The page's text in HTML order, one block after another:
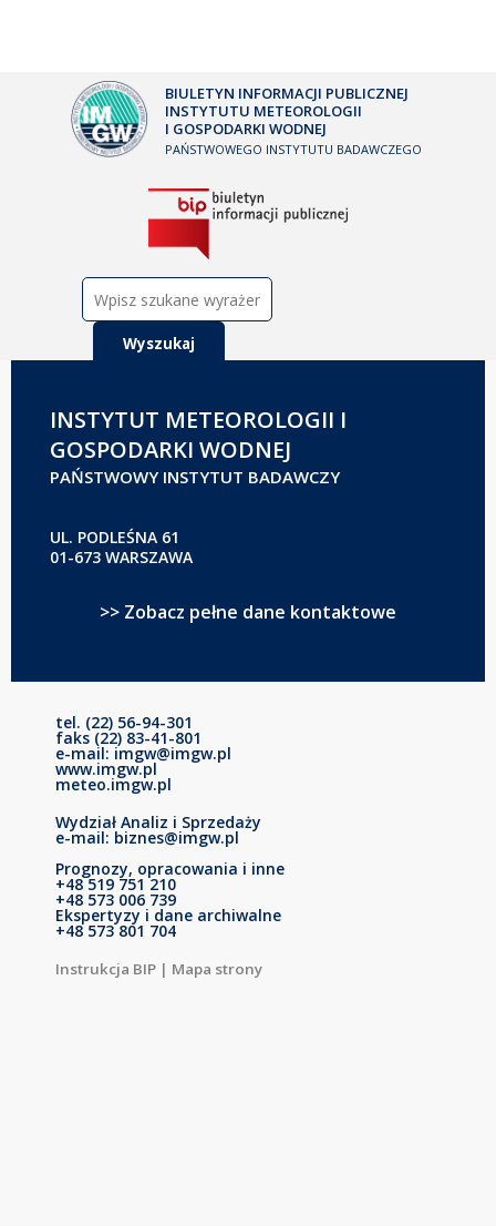
BIULETYN INFORMACJI PUBLICZNEJ
INSTYTUTU METEOROLOGII
I GOSPODARKI WODNEJ
PAŃSTWOWEGO INSTYTUTU BADAWCZEGO
INSTYTUT METEOROLOGII I
GOSPODARKI WODNEJ
PAŃSTWOWY INSTYTUT BADAWCZY
UL. PODLEŚNA 61
01-673 WARSZAWA
>> Zobacz pełne dane kontaktowe
tel. (22) 56-94-301
faks (22) 83-41-801
e-mail: imgw@imgw.pl
www.imgw.pl
meteo.imgw.pl
Wydział Analiz i Sprzedaży
e-mail: biznes@imgw.pl
Prognozy, opracowania i inne
+48 519 751 210
+48 573 006 739
Ekspertyzy i dane archiwalne
+48 573 801 704
Instrukcja BIP | Mapa strony